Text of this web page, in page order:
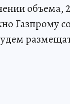
Газпрому